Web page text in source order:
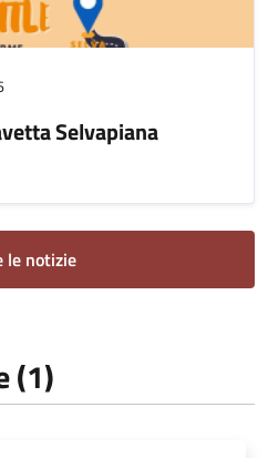
Selvapiana
le notizie
(1)